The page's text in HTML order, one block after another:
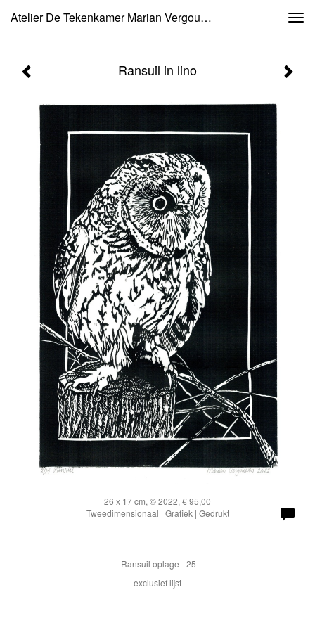
Atelier De Tekenkamer Marian Vergouwen - Ransuil In Lino
Ransuil in lino
26 x 17 cm, © 2022, € 95,00
Tweedimensionaal | Grafiek | Gedrukt
Ransuil oplage - 25
exclusief lijst